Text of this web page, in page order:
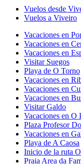
Vuelos desde
Vuelos a Viveiro
Vacaciones en
Vacaciones en
Vacaciones en
Visitar Suegos
Playa de O Torno
Vacaciones en
Vacaciones en
Vacaciones en
Visitar Galdo
Vacaciones en O
Plaza Profesor
Vacaciones en
Playa de A Caosa
Inicio de la ruta
Praia Area da